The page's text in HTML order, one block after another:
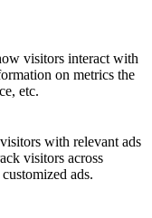
visitors interact with
on metrics the
etc.
with relevant ads
visitors across
ads.